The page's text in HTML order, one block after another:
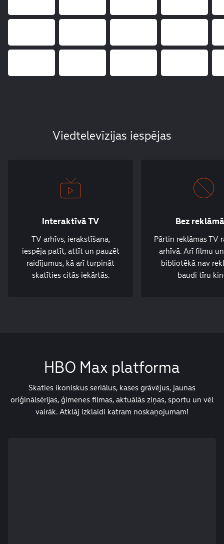
Viedtelevīzijas iespējas
Interaktīvā TV
TV arhīvs, ierakstīšana,
iespēja patīt, attīt un pauzēt
raidījumus, kā arī turpināt
skatīties citās iekārtās.
Bez
Pārtin reklāmas TV
arhīvā. Arī filmu
bibliotēkā nav
baudi tīru
HBO Max platforma
Skaties ikoniskus seriālus, kases grāvējus, jaunas
oriģinālsērijas, ģimenes filmas, aktuālās ziņas, sportu un vēl
vairāk. Atklāj izklaidi katram noskaņojumam!